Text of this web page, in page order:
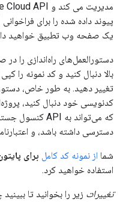
یک صفحه وب تطبیق خواهید
بالا دنبال کنید و کد نمونه را
تغییر دهید. به طور خاص،
کدنویسی خود دنبال کنید،
دسترسی داشته باشد، و
شما از نمونه کد کامل برای
استفاده خواهید کرد.
تغییرات زیر را بخوانید تا